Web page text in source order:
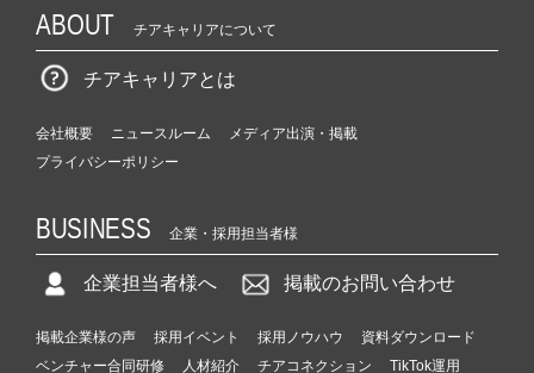
ABOUT チアキャリアについて
チアキャリアとは
会社概要 ニュースルーム
メディア出演・掲載
プライバシーポリシー
BUSINESS 企業・採用担当者様
企業担当者様へ 掲載のお問い合わせ
掲載企業様の声 採用イベント 採用ノウハウ
資料ダウンロード
ベンチャー合同研修
人材紹介 チアコネクション TikTok運用